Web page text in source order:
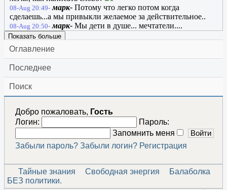
08-Aug 20:49- марк- Потому что легко потом когда
сделаешь...а мы привыкли желаемое за действительное..
08-Aug 20:50- марк- Мы дети в душе... мечтатели....
Показать больше
Оглавление
Последнее
Поиск
Добро пожаловать, Гость
Логин:
Пароль:
Запомнить меня
Забыли пароль? Забыли логин? Регистрация
Тайные знания Свободная энергия
Балаболка
БЕЗ политики.